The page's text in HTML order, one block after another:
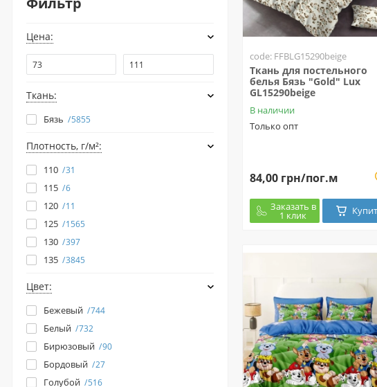
code: FFBLG15290beige
Ткань для постельного
белья Бязь "Gold" Lux
GL15290beige
В наличии
Только опт
84,00 грн/пог.м
Заказать в
1 клик
Цена:
Ткань:
Бязь 5855
Плотность, г/м²:
110 31
115 6
120 11
125 1565
130 397
135 3845
Цвет:
Бежевый 744
Белый 732
Бирюзовый 90
Бордовый 27
Голубой 516